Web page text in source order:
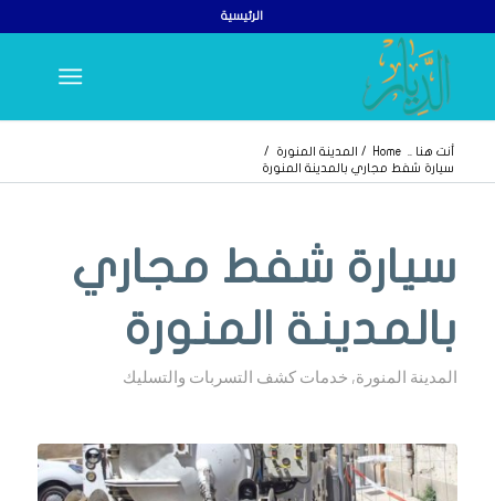
الرئيسية
أنت هنا .. Home
/ المدينة المنورة
/
سيارة شفط مجاري بالمدينة المنورة
سيارة شفط مجاري
بالمدينة المنورة
المدينة المنورة, خدمات كشف التسربات والتسليك